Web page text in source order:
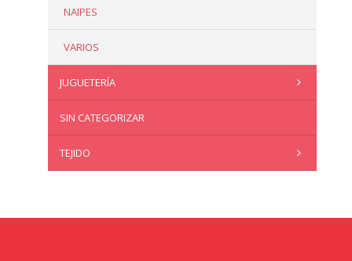
NAIPES
VARIOS
JUGUETERÍA
SIN CATEGORIZAR
TEJIDO